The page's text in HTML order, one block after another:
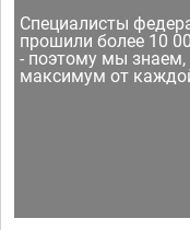
Специалисты
прошили более 10
- поэтому мы знаем,
максимум от